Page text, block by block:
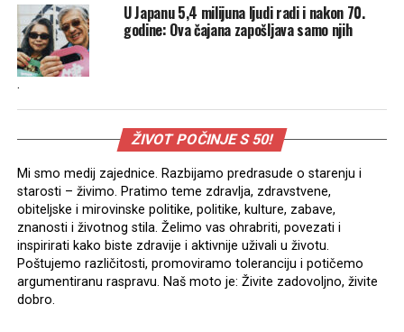
U Japanu 5,4 milijuna ljudi radi i nakon 70.
godine: Ova čajana zapošljava samo njih
.
ŽIVOT POČINJE S 50!
Mi smo medij zajednice. Razbijamo predrasude o starenju i
starosti – živimo. Pratimo teme zdravlja, zdravstvene,
obiteljske i mirovinske politike, politike, kulture, zabave,
znanosti i životnog stila. Želimo vas ohrabriti, povezati i
inspirirati kako biste zdravije i aktivnije uživali u životu.
Poštujemo različitosti, promoviramo toleranciju i potičemo
argumentiranu raspravu. Naš moto je: Živite zadovoljno, živite
dobro.